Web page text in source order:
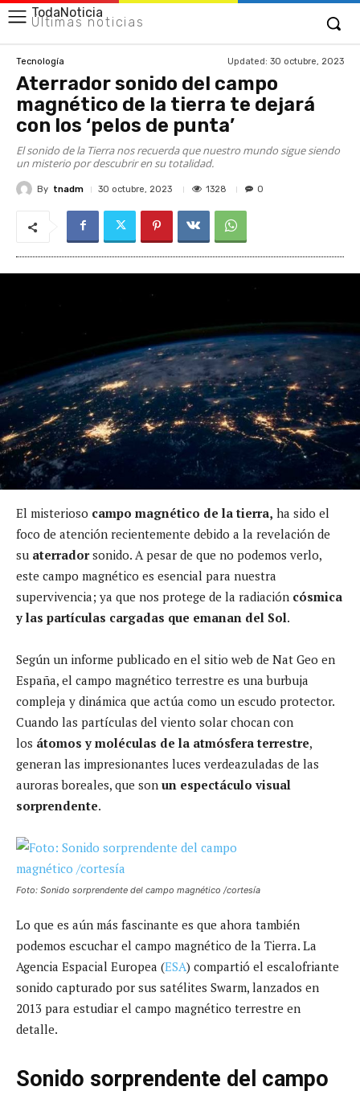
TodaNoticia
Últimas noticias
Tecnología Updated: 30 octubre, 2023
Aterrador sonido del campo
magnético de la tierra te dejará
con los ‘pelos de punta’
El sonido de la Tierra nos recuerda que nuestro mundo sigue siendo
un misterio por descubrir en su totalidad.
By tnadm 30 octubre, 2023 1328 0
El misterioso campo magnético de la tierra, ha sido el
foco de atención recientemente debido a la revelación de
su aterradorsonido. A pesar de que no podemos verlo,
este campo magnético es esencial para nuestra
supervivencia; ya que nos protege de la radiación cósmica
y las partículas cargadas que emanan del Sol.
Según un informe publicado en el sitio web de Nat Geo en
España, el campo magnético terrestre es una burbuja
compleja y dinámica que actúa como un escudo protector.
Cuando las partículas del viento solar chocan con
los átomos y moléculas de la atmósfera terrestre,
generan las impresionantes luces verdeazuladas de las
auroras boreales, que son un espectáculo visual
sorprendente.
Foto: Sonido sorprendente del campo magnético /cortesía
Lo que es aún más fascinante es que ahora también
podemos escuchar el campo magnético de la Tierra. La
Agencia Espacial Europea (ESA) compartió el escalofriante
sonido capturado por sus satélites Swarm, lanzados en
2013 para estudiar el campo magnético terrestre en
detalle.
Sonido sorprendente del campo